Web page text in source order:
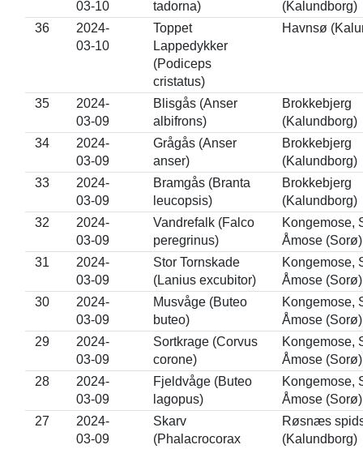
03-10 tadorna)
(Kalundborg)
36
2024-
03-10
Toppet
Lappedykker
(Podiceps
cristatus)
Havnsø
35
2024-
03-09
Blisgås (Anser
albifrons)
Brokkebjerg
(Kalundborg)
34
2024-
03-09
Grågås (Anser
anser)
Brokkebjerg
(Kalundborg)
33
2024-
03-09
Bramgås (Branta
leucopsis)
Brokkebjerg
(Kalundborg)
32
2024-
03-09
Vandrefalk (Falco
peregrinus)
Kongemose,
Åmose (Sorø)
31
2024-
03-09
Stor Tornskade
(Lanius excubitor)
Kongemose,
Åmose (Sorø)
30
2024-
03-09
Musvåge (Buteo
buteo)
Kongemose,
Åmose (Sorø)
29
2024-
03-09
Sortkrage (Corvus
corone)
Kongemose,
Åmose (Sorø)
28
2024-
03-09
Fjeldvåge (Buteo
lagopus)
Kongemose,
Åmose (Sorø)
27
2024-
03-09
Skarv
(Phalacrocorax
Røsnæs
(Kalundborg)